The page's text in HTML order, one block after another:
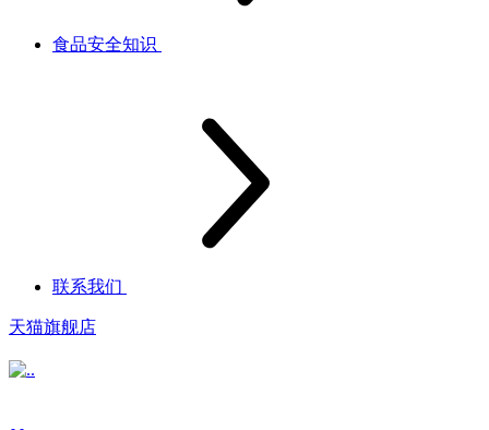
食品安全知识
联系我们
天猫旗舰店